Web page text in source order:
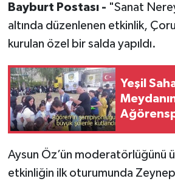
Bayburt Postası - "Sanat
altında düzenlenen etkinlik,
kurulan özel bir salda yapıldı.
Yeşil
Aysun Öz’ün moderatörlüğünü
etkinliğin ilk oturumunda Zeynep